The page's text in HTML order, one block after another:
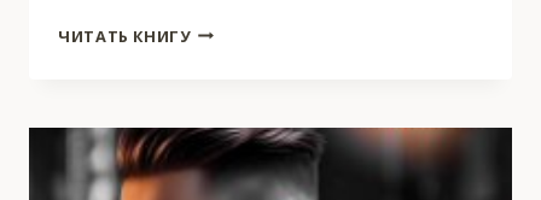
ЧИТАТЬ КНИГУСТАВКА